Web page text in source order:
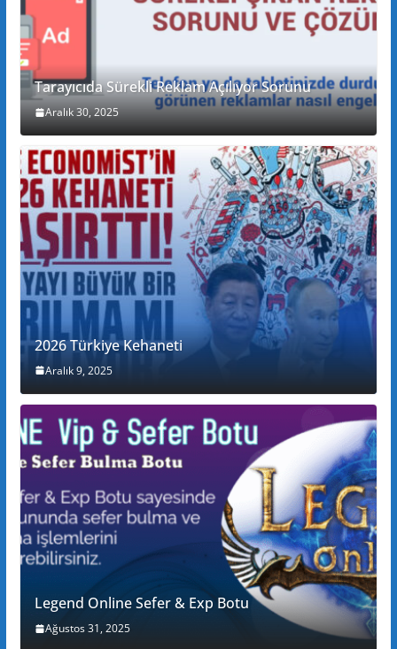
Tarayıcıda Sürekli Reklam Açılıyor Sorunu
Aralık 30, 2025
2026 Türkiye Kehaneti
Aralık 9, 2025
Legend Online Sefer & Exp Botu
Ağustos 31, 2025